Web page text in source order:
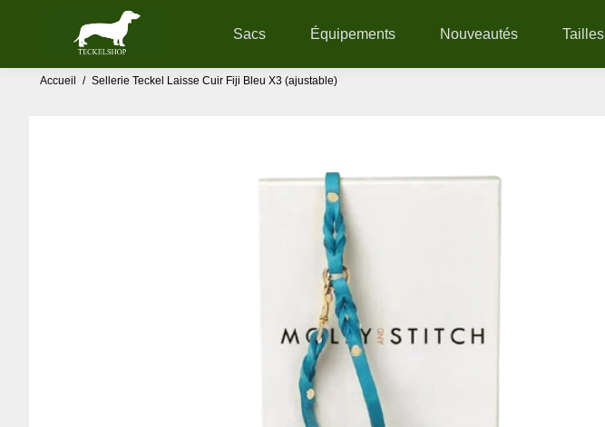
Sacs Équipements Nouveautés Tailles
Accueil / Sellerie Teckel Laisse Cuir Fiji Bleu X3 (ajustable)